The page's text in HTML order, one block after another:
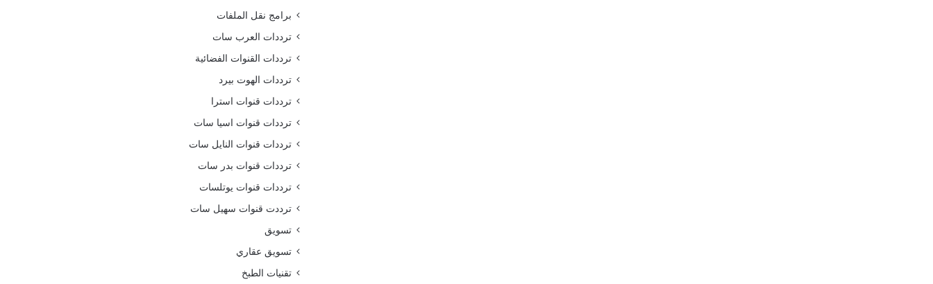
برامج نقل الملفات
ترددات العرب سات
ترددات القنوات الفضائية
ترددات الهوت بيرد
ترددات قنوات استرا
ترددات قنوات اسيا سات
ترددات قنوات النايل سات
ترددات قنوات بدر سات
ترددات قنوات يوتلسات
ترددت قنوات سهيل سات
تسويق
تسويق عقاري
تقنيات الطبخ